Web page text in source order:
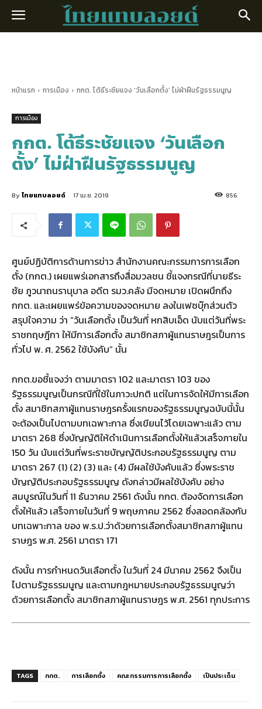
หน้าแรก การเมือง กกต. โต้ธีระชัยแจง ‘วันเลือกตั้ง’ ไม่ฝ่าฝืนรัฐธรรมนูญ
การเมือง
กกต. โต้ธีระชัยแจง ‘วันเลือก
ตั้ง’ ไม่ฝ่าฝืนรัฐธรรมนูญ
By ไทยแทบลอยด์ 17 เม.ย. 2019 856
ศูนย์ปฏิบัติการด้านการข่าว สำนักงานคณะกรรมการการเลือก
ตั้ง (กกต.) เผยแพร่เอกสารถึงสื่อมวลชน ชี้แจงกรณีที่นายธีระ
ชัย ภูวนาถนรานุบาล อดีต รมว.คลัง มีจดหมาย เปิดผนึกถึง
กกต. และเผยแพร่ข้อความของจดหมาย ลงในเฟซบุ๊กส่วนตัว
สรุปใจความ ว่า “วันเลือกตั้ง เป็นวันที่ หกสิบเอ็ด นับแต่วันที่พระ
ราชกฤษฎีกา ให้มีการเลือกตั้ง สมาชิกสภาผู้แทนราษฎรเป็นการ
ทั่วไป พ. ศ. 2562 ใช้บังคับ” นั้น
กกต.ขอชี้แจงว่า ตามมาตรา 102 และมาตรา 103 ของ
รัฐธรรมนูญเป็นกรณีที่ใช้ในภาวะปกติ แต่ในการจัดให้มีการเลือก
ตั้ง สมาชิกสภาผู้แทนราษฎรครั้งแรกของรัฐธรรมนูญฉบับนี้นั้น
จะต้องเป็นไปตามบทเฉพาะกาล ซึ่งเขียนไว้โดยเฉพาะแล้ว ตาม
มาตรา 268 ซึ่งบัญญัติให้ดำเนินการเลือกตั้งให้แล้วเสร็จภายใน
150 วัน นับแต่วันที่พระราชบัญญัติประกอบรัฐธรรมนูญ ตาม
มาตรา 267 (1) (2) (3) และ (4) มีผลใช้บังคับแล้ว ซึ่งพระราช
บัญญัติประกอบรัฐธรรมนูญ ดังกล่าวมีผลใช้บังคับ อย่าง
สมบูรณ์ในวันที่ 11 ธันวาคม 2561 ดังนั้น กกต. ต้องจัดการเลือก
ตั้งให้แล้ว เสร็จภายในวันที่ 9 พฤษภาคม 2562 ซึ่งสอดคล้องกับ
บทเฉพาะกาล ของ พ.ร.ป.ว่าด้วยการเลือกตั้งสมาชิกสภาผู้แทน
ราษฎร พ.ศ. 2561 มาตรา 171
ดังนั้น การกำหนดวันเลือกตั้ง ในวันที่ 24 มีนาคม 2562 จึงเป็น
ไปตามรัฐธรรมนูญ และตามกฎหมายประกอบรัฐธรรมนูญว่า
ด้วยการเลือกตั้ง สมาชิกสภาผู้แทนราษฎร พ.ศ. 2561 ทุกประการ
TAGS กกต. การเลือกตั้ง คณะกรรมการการเลือกตั้ง เป็นประเด็น